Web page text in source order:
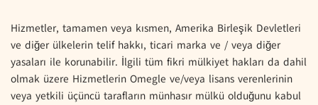
Hizmetler, tamamen veya kısmen, Amerika Birleşik Devletleri
ve diğer ülkelerin telif hakkı, ticari marka ve / veya diğer
yasaları ile korunabilir. İlgili tüm fikri mülkiyet hakları da dahil
olmak üzere Hizmetlerin Omegle ve/veya lisans verenlerinin
veya yetkili üçüncü tarafların münhasır mülkü olduğunu kabul